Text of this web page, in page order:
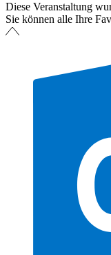
Diese Veranstaltung
Sie können alle Ihre